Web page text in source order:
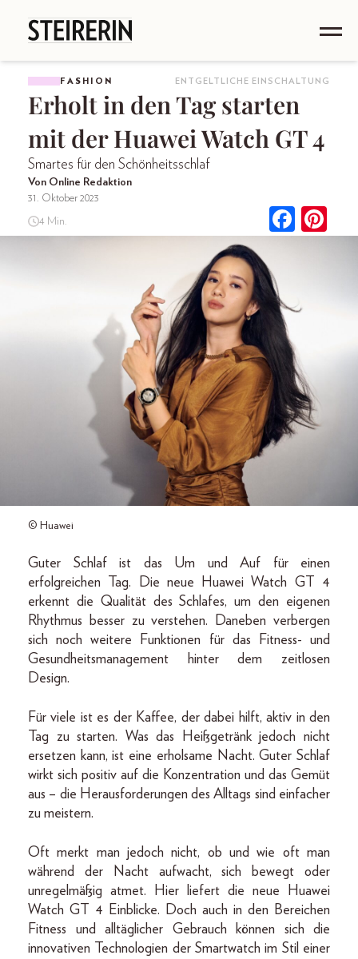
FASHION ENTGELTLICHE EINSCHALTUNG
Erholt in den Tag starten
mit der Huawei Watch GT 4
Smartes für den Schönheitsschlaf
Von Online Redaktion
31. Oktober 2023
4 Min.
© Huawei
Guter Schlaf ist das Um und Auf für einen
erfolgreichen Tag. Die neue Huawei Watch GT 4
erkennt die Qualität des Schlafes, um den eigenen
Rhythmus besser zu verstehen. Daneben verbergen
sich noch weitere Funktionen für das Fitness- und
Gesundheitsmanagement hinter dem zeitlosen
Design.
Für viele ist es der Kaffee, der dabei hilft, aktiv in den
Tag zu starten. Was das Heißgetränk jedoch nicht
ersetzen kann, ist eine erholsame Nacht. Guter Schlaf
wirkt sich positiv auf die Konzentration und das Gemüt
aus – die Herausforderungen des Alltags sind einfacher
zu meistern.
Oft merkt man jedoch nicht, ob und wie oft man
während der Nacht aufwacht, sich bewegt oder
unregelmäßig atmet. Hier liefert die neue Huawei
Watch GT 4 Einblicke. Doch auch in den Bereichen
Fitness und alltäglicher Gebrauch können sich die
innovativen Technologien der Smartwatch im Stil einer